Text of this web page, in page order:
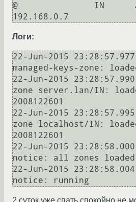
@		IN	A
Логи:
22-Jun-2015
managed-keys-zone:
22-Jun-2015
zone server.lan/IN:
2008122601
22-Jun-2015
zone localhost/IN:
2008122601
22-Jun-2015
notice: all zones loaded
22-Jun-2015